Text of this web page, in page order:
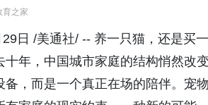
之家
日 /美通社/ -- 养一只猫，还是买
十年，中国城市家庭的结构悄然改
备，而是一个真正在场的陪伴。宠